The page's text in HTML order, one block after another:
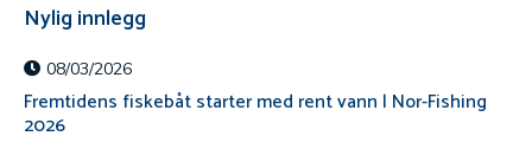
Nylig innlegg
08/03/2026
Fremtidens fiskebåt starter med rent vann | Nor-Fishing
2026